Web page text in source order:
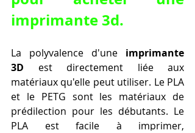
imprimante 3d.
La polyvalence d'une imprimante
3D est directement liée aux
matériaux qu'elle peut utiliser. Le PLA
et le PETG sont les matériaux de
prédilection pour les débutants. Le
PLA est facile à imprimer,